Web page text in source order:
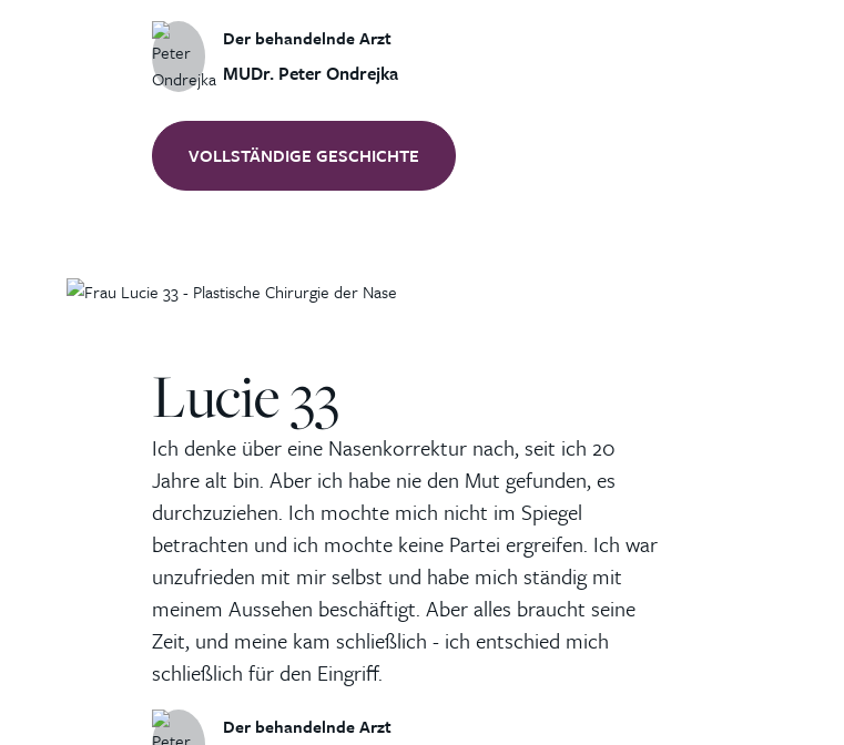
Der behandelnde Arzt
MUDr. Peter Ondrejka
VOLLSTÄNDIGE GESCHICHTE
Lucie 33
Ich denke über eine Nasenkorrektur nach, seit ich 20
Jahre alt bin. Aber ich habe nie den Mut gefunden, es
durchzuziehen. Ich mochte mich nicht im Spiegel
betrachten und ich mochte keine Partei ergreifen. Ich war
unzufrieden mit mir selbst und habe mich ständig mit
meinem Aussehen beschäftigt. Aber alles braucht seine
Zeit, und meine kam schließlich - ich entschied mich
schließlich für den Eingriff.
Der behandelnde Arzt